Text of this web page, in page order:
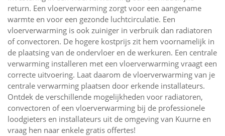
return. Een vloerverwarming zorgt voor een aangename
warmte en voor een gezonde luchtcirculatie. Een
vloerverwarming is ook zuiniger in verbruik dan radiatoren
of convectoren. De hogere kostprijs zit hem voornamelijk in
de plaatsing van de ondervloer en de werkuren. Een centrale
verwarming installeren met een vloerverwarming vraagt een
correcte uitvoering. Laat daarom de vloerverwarming van je
centrale verwarming plaatsen door erkende installateurs.
Ontdek de verschillende mogelijkheden voor radiatoren,
convectoren of een vloerverwarming bij de professionele
loodgieters en installateurs uit de omgeving van Kuurne en
vraag hen naar enkele gratis offertes!